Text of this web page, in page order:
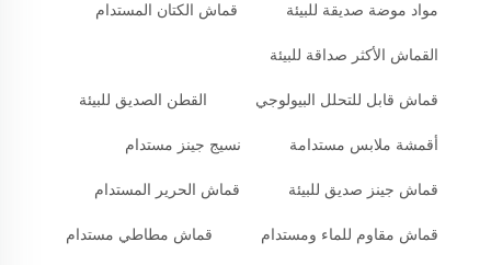
مواد موضة صديقة للبيئة قماش الكتان المستدام
القماش الأكثر صداقة للبيئة
قماش قابل للتحلل البيولوجي القطن الصديق للبيئة
أقمشة ملابس مستدامة نسيج جينز مستدام
قماش جينز صديق للبيئة قماش الحرير المستدام
قماش مقاوم للماء ومستدام قماش مطاطي مستدام